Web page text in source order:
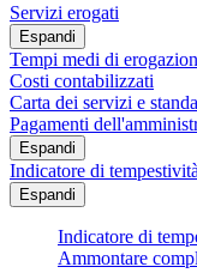
Servizi erogati
Espandi
Tempi medi di
Costi contabilizzati
Carta dei servizi e
Pagamenti
Espandi
Indicatore di
Espandi
Indicatore di
Ammontare